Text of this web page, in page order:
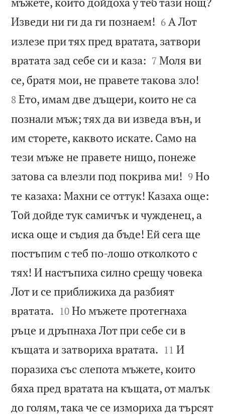
Изведи ни ги да ги познаем! 

6 А Лот
излезе при тях пред вратата, затвори
вратата зад себе си и каза: 

7 Моля ви
се, братя мои, не правете такова зло!
8 Ето, имам две дъщери, които не са
познали мъж; тях да ви изведа вън, и
им сторете, каквото искате. Само на
тези мъже не правете нищо, понеже
затова са влезли под покрива ми! 

9 Но
те казаха: Махни се оттук! Казаха още:
Той дойде тук самичък и чужденец, а
иска още и съдия да бъде! Ей сега ще
постъпим с теб по-лошо отколкото с
тях! И настъпиха силно срещу човека
Лот и се приближиха да разбият
вратата. 

10 Но мъжете протегнаха
ръце и дръпнаха Лот при себе си в
къщата и затвориха вратата. 

11 И
поразиха със слепота мъжете, които
бяха пред вратата на къщата, от малък
до голям, така че се измориха да търсят